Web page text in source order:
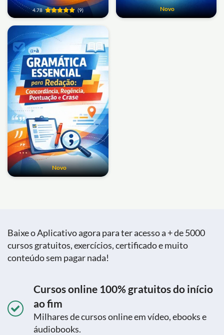
4.78 (9) Novo
Novo
Baixe o Aplicativo agora para ter acesso a + de 5000
cursos gratuitos, exercícios, certificado e muito
conteúdo sem pagar nada!
Cursos online 100% gratuitos do início
ao fim
Milhares de cursos online em vídeo, ebooks e
áudiobooks.